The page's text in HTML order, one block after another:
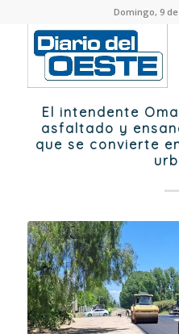
Domingo, 9
El intendente
asfaltado y
que se convierte